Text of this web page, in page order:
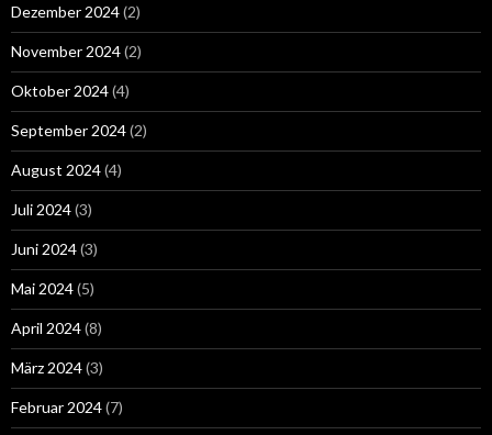
Dezember 2024(2)
November 2024(2)
Oktober 2024(4)
September 2024(2)
August 2024(4)
Juli 2024(3)
Juni 2024(3)
Mai 2024(5)
April 2024(8)
März 2024(3)
Februar 2024(7)